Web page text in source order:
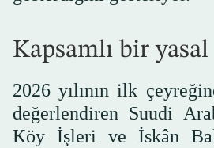
Kapsamlı bir yasal
2026 yılının ilk
değerlendiren Suudi
Köy İşleri ve İskân